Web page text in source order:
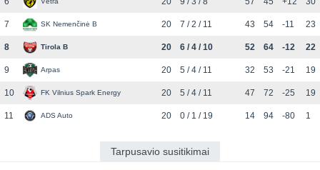
7 SK Nemenčinė B 20 7 / 2 / 11 43 54 -11 23
8 Tirola B 20 6 / 4 / 10 52 64 -12 22
9 Arpas 20 5 / 4 / 11 32 53 -21 19
10 FK Vilnius Spark Energy 20 5 / 4 / 11 47 72 -25 19
11 ADS Auto 20 0 / 1 / 19 14 94 -80 1
Tarpusavio susitikimai